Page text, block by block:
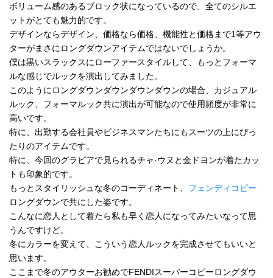
ボリューム感のあるブロック状になっているので、全てのシルエ
ットがとても魅力的です。
デザインならデザイン、価格なら価格、機能性と価格まで1等アウ
ターがまさにロングダウンアイテムではないでしょうか。
僕は黒いスラックスにローファースタイルして、もっとフォーマ
ルな感じでルックを演出してみました。
このようにロングダウンダウンダウンダウンの場合、カジュアル
ルック、フォーマルック共に演出が可能なので使用頻度が非常に
高いです。
特に、出勤する会社員やビジネスマンたちにもスーツの上にぴっ
たりのアイテムです。
特に、今回のグラビアで見られるチャ·ウヌと金ドヨンが着たカッ
トも印象的です。
もっとスタイリッシュな冬のコーディネート、 フェンディコピー
ロングダウンで共にした姿です。
こんなに恋人として着たら私も早く恋人になってみたいなって思
うんですけど。
冬にカラーを変えて、こういう恋人ルックを完成させてもいいと
思います。
ここまで冬のアウターお勧めでFENDIスーパーコピーロングダウ